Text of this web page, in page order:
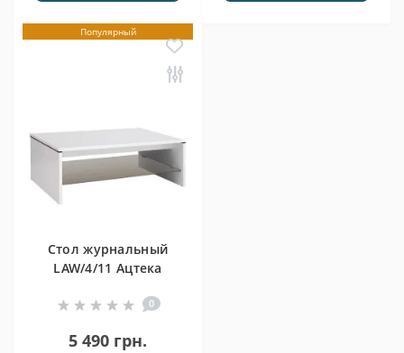
Популярный
Стол журнальный
LAW/4/11 Ацтека
0
5 490 грн.